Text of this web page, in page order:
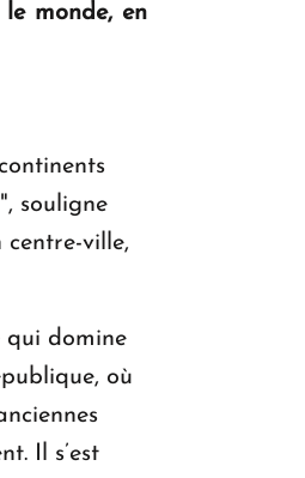
monde, en
souligne
centre-ville,
qui domine
où
Il s’est